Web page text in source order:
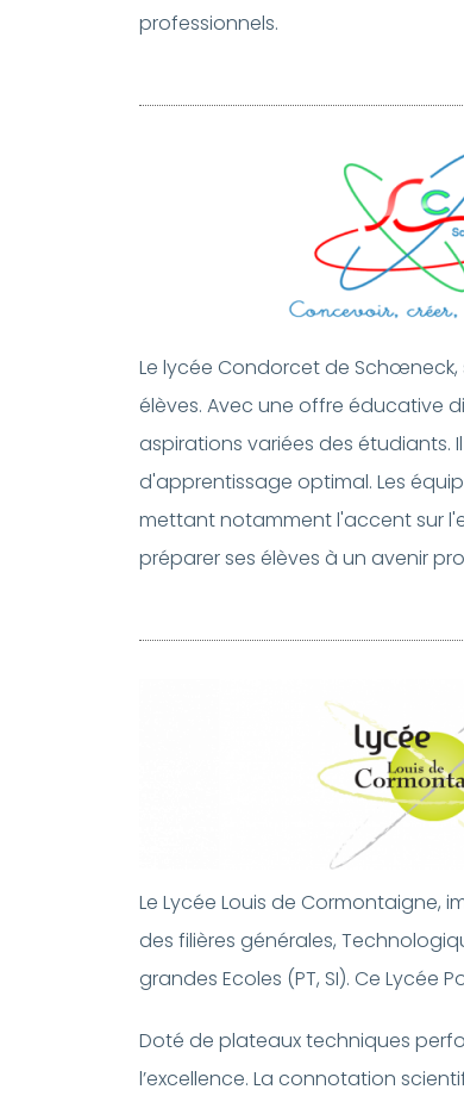
professionnels.
Le lycée Condorcet de Schœneck,
élèves. Avec une offre éducative
aspirations variées des étudiants.
d'apprentissage optimal. Les
mettant notamment l'accent sur
préparer ses élèves à un avenir
Le Lycée Louis de Cormontaigne,
des filières générales,
grandes Ecoles (PT, SI). Ce Lycée
Doté de plateaux techniques
l’excellence. La connotation